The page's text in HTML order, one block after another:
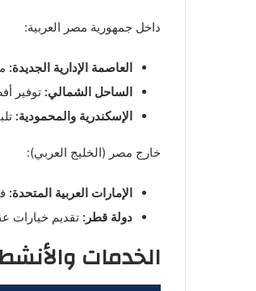
داخل جمهورية مصر العربية:
العاصمة الإدارية الجديدة:
الساحل الشمالي: توفير
الإسكندرية والمحمودية:
خارج مصر (الخليج العربي):
الإمارات العربية المتحدة:
دولة قطر: تقديم خيارات
الخدمات